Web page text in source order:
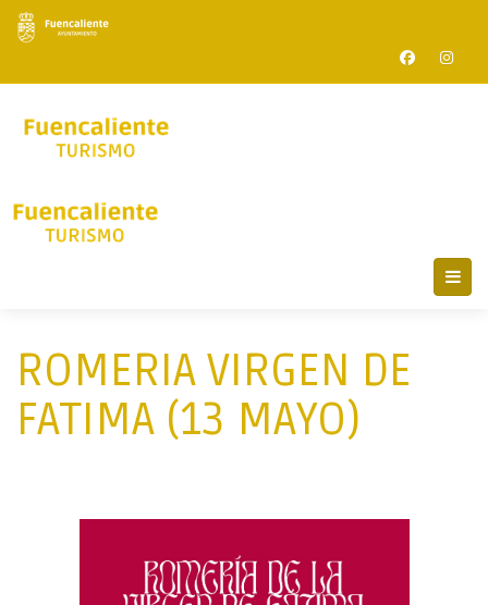
ROMERIA VIRGEN DE
FATIMA (13 MAYO)